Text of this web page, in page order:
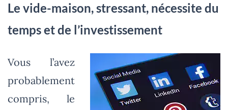
Le vide-maison, stressant, nécessite du
temps et de l’investissement
Vous l’avez
probablement
compris, le